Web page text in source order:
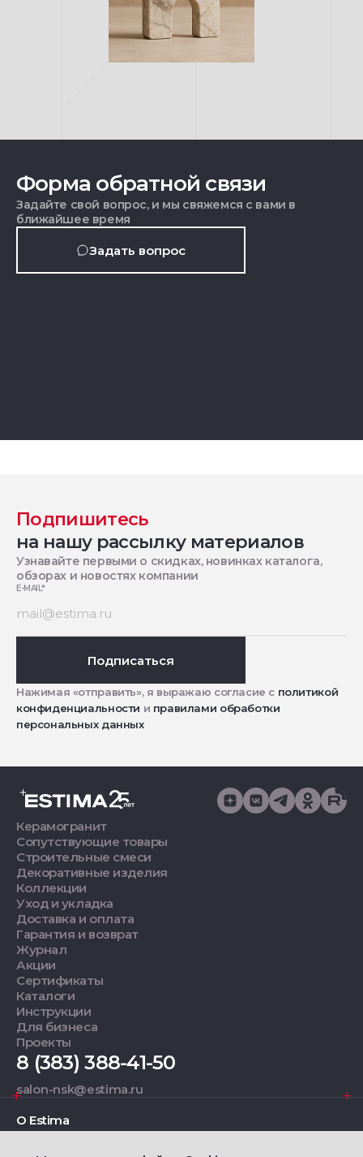
Форма обратной связи
Задайте свой вопрос, и мы свяжемся с вами в
ближайшее время
Задать вопрос
Подпишитесь
на нашу рассылку материалов
Узнавайте первыми о скидках, новинках каталога,
обзорах и новостях компании
E-MAIL*
Подписаться
Нажимая «отправить», я выражаю согласие с политикой
конфиденциальности и правилами обработки
персональных данных
Керамогранит
Сопутствующие товары
Строительные смеси
Декоративные изделия
Коллекции
Уход и укладка
Доставка и оплата
Гарантия и возврат
Журнал
Акции
Сертификаты
Каталоги
Инструкции
Для бизнеса
Проекты
8 (383) 388-41-50
salon-nsk@estima.ru
О Estima